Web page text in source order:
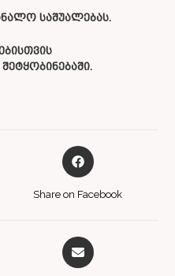
საშუალებას.
Share on Facebook